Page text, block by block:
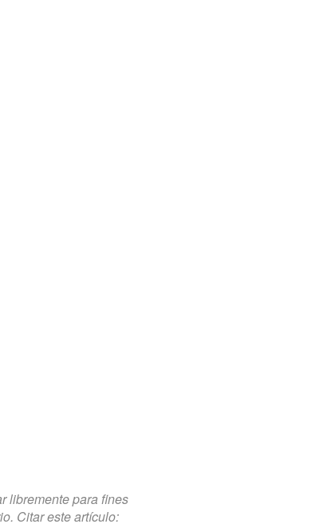
libremente para fines
Citar este artículo: